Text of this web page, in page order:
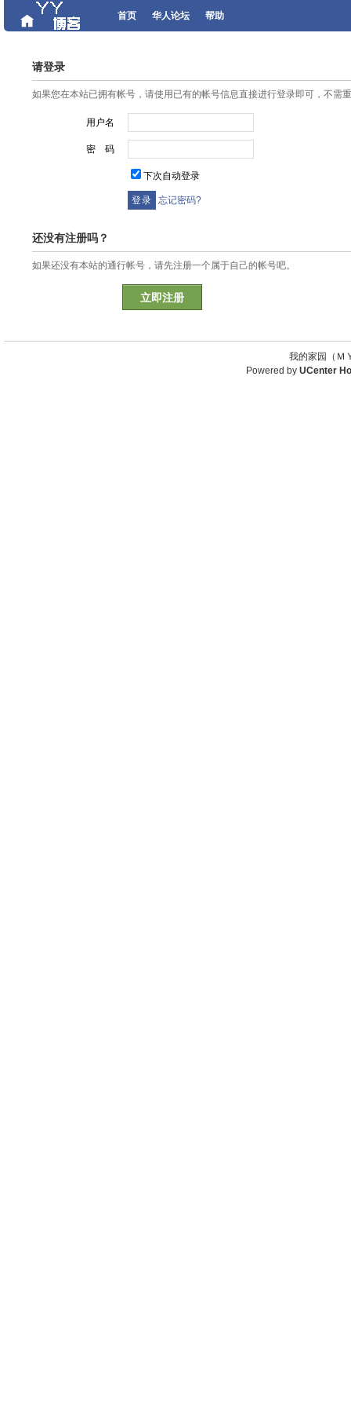
首页 华人论坛 帮助
请登录
如果您在本站已拥有帐号，请使用已有的帐号信息直接进行登录即可，不需
用户名
密 码
下次自动登录
忘记密码?
还没有注册吗？
如果还没有本站的通行帐号，请先注册一个属于自己的帐号吧。
立即注册
我的家园（
Powered by UCenter